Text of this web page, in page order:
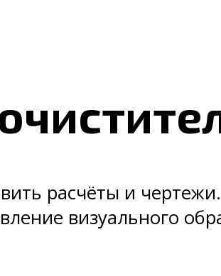
расчёты и
визуального